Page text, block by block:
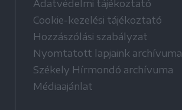
Adatvédelmi tájékoztató
Cookie-kezelési tájékoztató
Hozzászólási szabályzat
Nyomtatott lapjaink archívuma
Székely Hírmondó archívuma
Médiaajánlat